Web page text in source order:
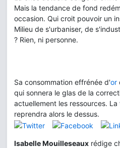
Mais la tendance de fond
occasion. Qui croit pouvoir un
Milieu de s'urbaniser, de
? Rien, ni personne.
Sa consommation effrénée d'or
qui sonnera le glas de la
actuellement les ressources.
reprendra alors le dessus.
Isabelle Mouilleseaux rédige